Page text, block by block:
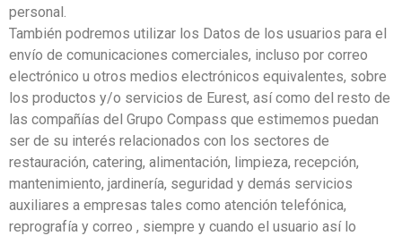
personal.
También podremos utilizar los Datos de los usuarios para el
envío de comunicaciones comerciales, incluso por correo
electrónico u otros medios electrónicos equivalentes, sobre
los productos y/o servicios de Eurest, así como del resto de
las compañías del Grupo Compass que estimemos puedan
ser de su interés relacionados con los sectores de
restauración, catering, alimentación, limpieza, recepción,
mantenimiento, jardinería, seguridad y demás servicios
auxiliares a empresas tales como atención telefónica,
reprografía y correo , siempre y cuando el usuario así lo